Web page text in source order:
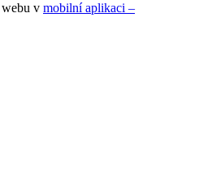
webu v mobilní aplikaci –